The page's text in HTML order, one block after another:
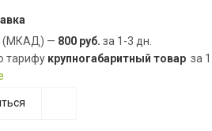
(МКАД) — 800 руб. за 1-3 дн.
тарифу крупногабаритный товар за